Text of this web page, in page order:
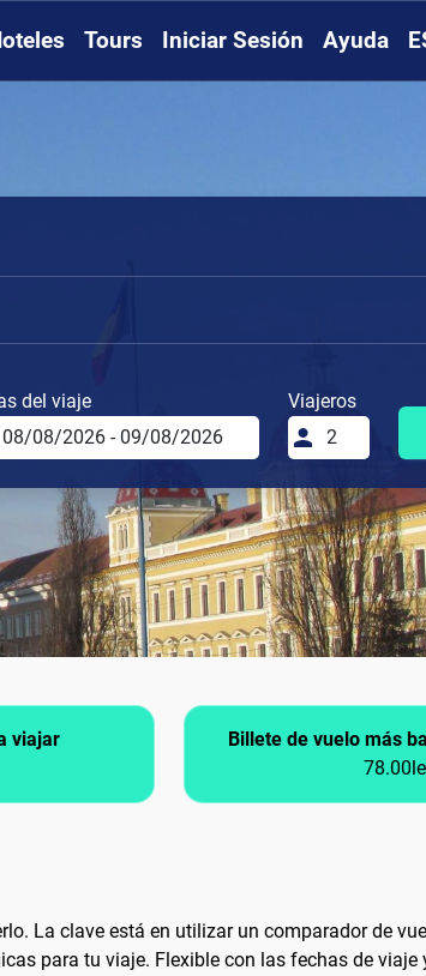
Tours Iniciar Sesión Ayuda
del viaje
Viajeros
viajar
Billete de vuelo más
La clave está en utilizar un comparador de
para tu viaje. Flexible con las fechas de viaje